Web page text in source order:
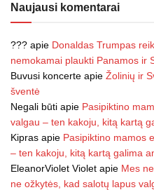
Naujausi komentarai
??? apie Donaldas Trumpas
nemokamai plaukti Panamos ir
Buvusi koncerte apie Žolinių ir
šventė
Negali būti apie Pasipiktino
valgau – ten kakoju, kitą kartą
Kipras apie Pasipiktino mamos
– ten kakoju, kitą kartą galima
EleanorViolet Violet apie Mes
ne ožkytės, kad salotų lapus